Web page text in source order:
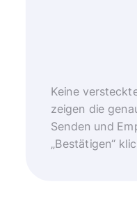
Keine
zeigen die
Senden und
„Bestätigen“